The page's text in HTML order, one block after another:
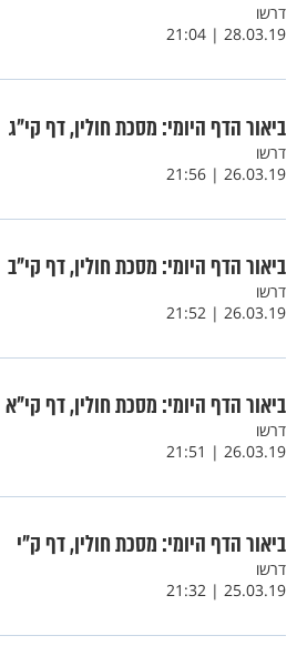
דרשו
28.03.19 | 21:04
ביאור הדף היומי: מסכת חולין, דף קי"ג
דרשו
26.03.19 | 21:56
ביאור הדף היומי: מסכת חולין, דף קי"ב
דרשו
26.03.19 | 21:52
ביאור הדף היומי: מסכת חולין, דף קי"א
דרשו
26.03.19 | 21:51
ביאור הדף היומי: מסכת חולין, דף ק"י
דרשו
25.03.19 | 21:32